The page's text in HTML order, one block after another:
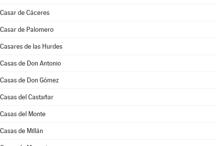
Casar de Cáceres
Casar de Palomero
Casares de las Hurdes
Casas de Don Antonio
Casas de Don Gómez
Casas del Castañar
Casas del Monte
Casas de Millán